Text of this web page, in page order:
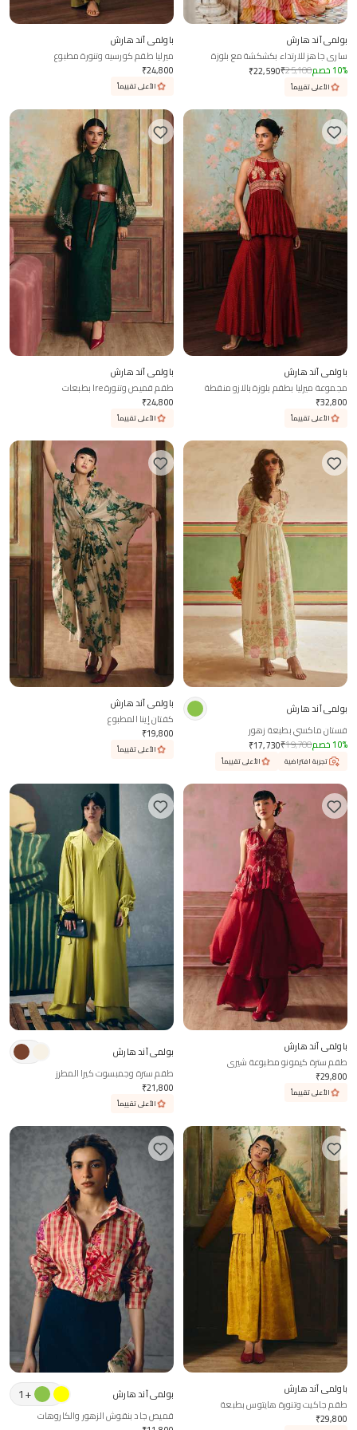
بولمي آند هارش
ساري جاهز للارتداء بكشكشة مع بلوزة
₹22,590₹25,100 10% خصم
الأعلى تقييماً
باولمي آند هارش
ميرليا طقم كورسيه وتنورة مطبوع
₹24,800
الأعلى تقييماً
باولمي آند هارش
مجموعة ميرليا بطقم بلوزة بالازو منقطة
₹32,800
الأعلى تقييماً
باولمي آند هارش
طقم قميص وتنورة Ire بطبعات
₹24,800
الأعلى تقييماً
بولمي آند هارش
فستان ماكسي بطبعة زهور
₹17,730₹19,700 10% خصم
تجربة افتراضية الأعلى تقييماً
باولمي آند هارش
كفتان إينا المطبوع
₹19,800
الأعلى تقييماً
باولمي آند هارش
طقم سترة كيمونو مطبوعة شيري
₹29,800
الأعلى تقييماً
بولمي آند هارش
طقم سترة وجمبسوت كيرا المطرز
₹21,800
الأعلى تقييماً
باولمي آند هارش
طقم جاكيت وتنورة هايتوس بطبعة
₹29,800
بولمي آند هارش +
1
قميص جاد بنقوش الزهور والكاروهات